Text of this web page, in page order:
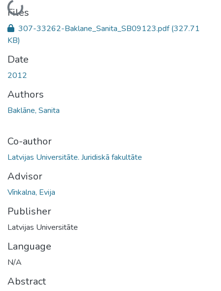
Loading...
Files
307-33262-Baklane_Sanita_SB09123.pdf(327.71
KB)
Date
2012
Authors
Baklāne, Sanita
Co-author
Latvijas Universitāte. Juridiskā fakultāte
Advisor
Vīnkalna, Evija
Publisher
Latvijas Universitāte
Language
N/A
Abstract